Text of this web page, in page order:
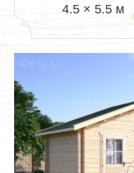
4.5 × 5.5 м